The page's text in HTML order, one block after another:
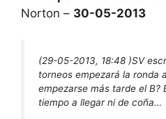
Norton – 30-05-2013
(29-05-2013, 18:48 )SV
torneos empezará la ronda
empezarse más tarde el B?
tiempo a llegar ni de coña…